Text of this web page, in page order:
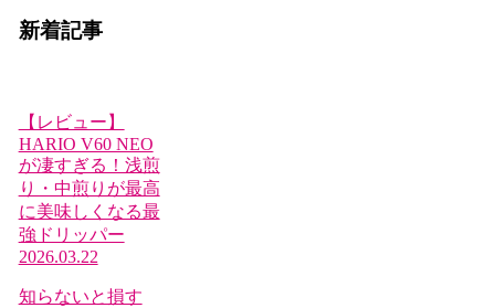
新着記事
【レビュー】
HARIO V60 NEO
が凄すぎる！浅煎
り・中煎りが最高
に美味しくなる最
強ドリッパー
2026.03.22
知らないと損す